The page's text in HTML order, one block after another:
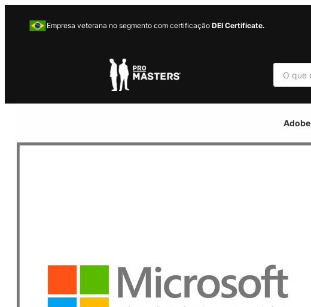
Empresa veterana no segmento com certificação DEI Certificate.
P
s
u
r
Adobe